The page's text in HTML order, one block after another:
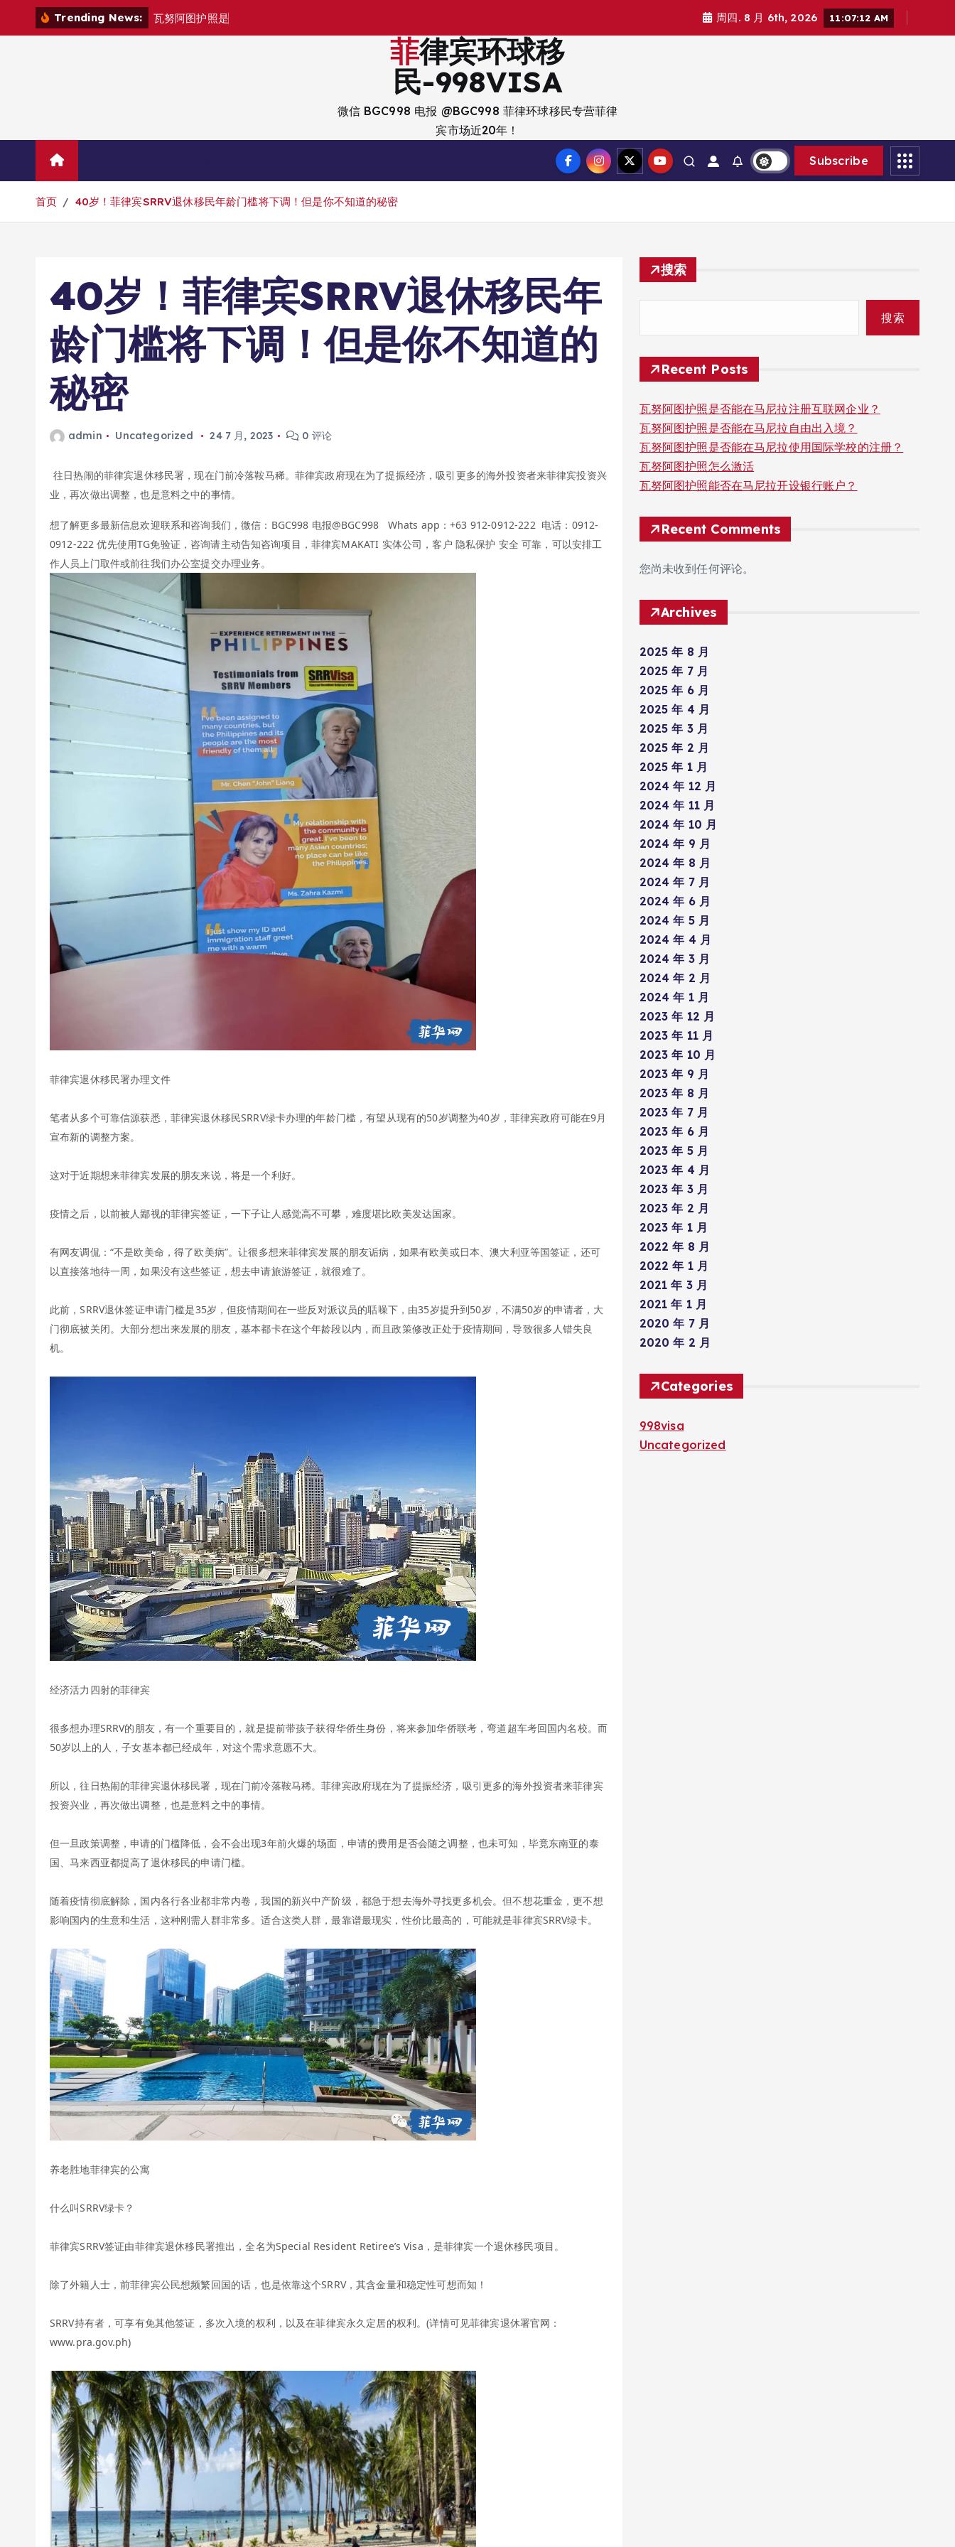
Trending News: 瓦努阿图护照是 周四. 8 月 6th, 2026 11:07:13 AM
菲律宾环球移
民-998VISA
微信 BGC998 电报 @BGC998 菲律环球移民专营菲律
宾市场近20年！
Subscribe
首页 40岁！菲律宾SRRV退休移民年龄门槛将下调！但是你不知道的秘密
40岁！菲律宾SRRV退休移民年
龄门槛将下调！但是你不知道的
秘密
admin Uncategorized 24 7 月, 2023 0 评论
往日热闹的菲律宾退休移民署，现在门前冷落鞍马稀。菲律宾政府现在为了提振经济，吸引更多的海外投资者来菲律宾投资兴
业，再次做出调整，也是意料之中的事情。
想了解更多最新信息欢迎联系和咨询我们，微信：BGC998 电报@BGC998 Whats app：+63 912-0912-222 电话：0912-
0912-222 优先使用TG免验证，咨询请主动告知咨询项目，菲律宾MAKATI 实体公司，客户 隐私保护 安全 可靠，可以安排工
作人员上门取件或前往我们办公室提交办理业务。
菲律宾退休移民署办理文件
笔者从多个可靠信源获悉，菲律宾退休移民SRRV绿卡办理的年龄门槛，有望从现有的50岁调整为40岁，菲律宾政府可能在9月
宣布新的调整方案。
这对于近期想来菲律宾发展的朋友来说，将是一个利好。
疫情之后，以前被人鄙视的菲律宾签证，一下子让人感觉高不可攀，难度堪比欧美发达国家。
有网友调侃：“不是欧美命，得了欧美病”。让很多想来菲律宾发展的朋友诟病，如果有欧美或日本、澳大利亚等国签证，还可
以直接落地待一周，如果没有这些签证，想去申请旅游签证，就很难了。
此前，SRRV退休签证申请门槛是35岁，但疫情期间在一些反对派议员的聒噪下，由35岁提升到50岁，不满50岁的申请者，大
门彻底被关闭。大部分想出来发展的朋友，基本都卡在这个年龄段以内，而且政策修改正处于疫情期间，导致很多人错失良
机。
经济活力四射的菲律宾
很多想办理SRRV的朋友，有一个重要目的，就是提前带孩子获得华侨生身份，将来参加华侨联考，弯道超车考回国内名校。而
50岁以上的人，子女基本都已经成年，对这个需求意愿不大。
所以，往日热闹的菲律宾退休移民署，现在门前冷落鞍马稀。菲律宾政府现在为了提振经济，吸引更多的海外投资者来菲律宾
投资兴业，再次做出调整，也是意料之中的事情。
但一旦政策调整，申请的门槛降低，会不会出现3年前火爆的场面，申请的费用是否会随之调整，也未可知，毕竟东南亚的泰
国、马来西亚都提高了退休移民的申请门槛。
随着疫情彻底解除，国内各行各业都非常内卷，我国的新兴中产阶级，都急于想去海外寻找更多机会。但不想花重金，更不想
影响国内的生意和生活，这种刚需人群非常多。适合这类人群，最靠谱最现实，性价比最高的，可能就是菲律宾SRRV绿卡。
养老胜地菲律宾的公寓
什么叫SRRV绿卡？
菲律宾SRRV签证由菲律宾退休移民署推出，全名为Special Resident Retiree’s Visa，是菲律宾一个退休移民项目。
除了外籍人士，前菲律宾公民想频繁回国的话，也是依靠这个SRRV，其含金量和稳定性可想而知！
SRRV持有者，可享有免其他签证，多次入境的权利，以及在菲律宾永久定居的权利。(详情可见菲律宾退休署官网：
www.pra.gov.ph)
搜索
搜索
Recent Posts
瓦努阿图护照是否能在马尼拉注册互联网企业？
瓦努阿图护照是否能在马尼拉自由出入境？
瓦努阿图护照是否能在马尼拉使用国际学校的注册？
瓦努阿图护照怎么激活
瓦努阿图护照能否在马尼拉开设银行账户？
Recent Comments
您尚未收到任何评论。
Archives
2025 年 8 月
2025 年 7 月
2025 年 6 月
2025 年 4 月
2025 年 3 月
2025 年 2 月
2025 年 1 月
2024 年 12 月
2024 年 11 月
2024 年 10 月
2024 年 9 月
2024 年 8 月
2024 年 7 月
2024 年 6 月
2024 年 5 月
2024 年 4 月
2024 年 3 月
2024 年 2 月
2024 年 1 月
2023 年 12 月
2023 年 11 月
2023 年 10 月
2023 年 9 月
2023 年 8 月
2023 年 7 月
2023 年 6 月
2023 年 5 月
2023 年 4 月
2023 年 3 月
2023 年 2 月
2023 年 1 月
2022 年 8 月
2022 年 1 月
2021 年 3 月
2021 年 1 月
2020 年 7 月
2020 年 2 月
Categories
998visa
Uncategorized